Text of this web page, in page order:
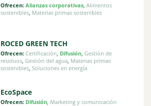
Ofrecen: Alianzas corporativas, Alimentos
sostenibles, Materias primas sostenibles
ROCED GREEN TECH
Ofrecen: Certificación, Difusión, Gestión de
residuos, Gestión del agua, Materias primas
sostenibles, Soluciones en energía
EcoSpace
Ofrecen: Difusión, Marketing y comunicación